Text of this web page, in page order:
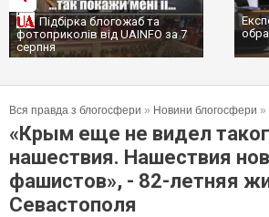
Підбірка блогожаб та
фотоприколів від UAINFO за 7
серпня
Вся правда з блогосфери » Новини блогосфери »
«Крым еще не видел
нашествия. Нашествия
фашистов», - 82-летняя
Севастополя